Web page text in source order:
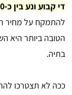
די קבוע ונע בין כ-200 - 300 ₪ בממוצע
להתמקח על מחיר
הטובה ביותר היא
בתיה.
ככה לא תצטרכו